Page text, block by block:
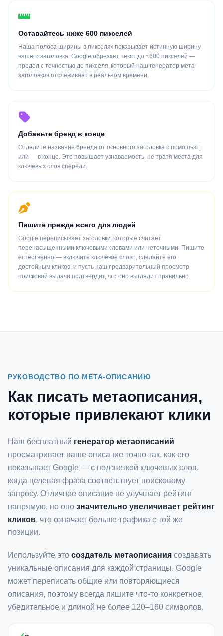
Оставайтесь ниже 600 пикселей
Наша полоса ширины в пикселях показывает истинную ширину
вашего заголовка. Google обрезает текст до ~600 пикселей —
предел с точностью до пикселя, который наш генератор мета-
заголовков отслеживает в реальном времени.
Добавьте бренд в конце
Отделите название бренда от основного заголовка с помощью |
или — в конце. Это повышает узнаваемость, не тратя места для
ключевых слов спереди.
Пишите прежде всего для людей
Google переписывает заголовки, которые считает
перенасыщенными ключевыми словами или неточными. Пишите
естественно — включите ключевое слово, сделайте его
достойным кликов, и пусть наш предварительный просмотр
поисковой выдачи подтвердит, что оно выглядит правильно.
РУКОВОДСТВО ПО МЕТА-ОПИСАНИЮ
Как писать метаописания,
которые привлекают клики
Наш бесплатный генератор метаописаний
просматривает ваше описание точно так, как его
показывает Google — с подсветкой ключевых слов,
когда целевая фраза соответствует поисковому
запросу. Отличное описание не улучшает рейтинг
напрямую, но оно значительно увеличивает рейтинг
кликов, что означает больше трафика с той же
позиции.
Используйте это создатель метаописания создавать
уникальные описания для каждой страницы. Google
может переписать общие или повторяющиеся
описания, поэтому всегда пишите что-то конкретное,
убедительное и длиной не более 120–160 символов.